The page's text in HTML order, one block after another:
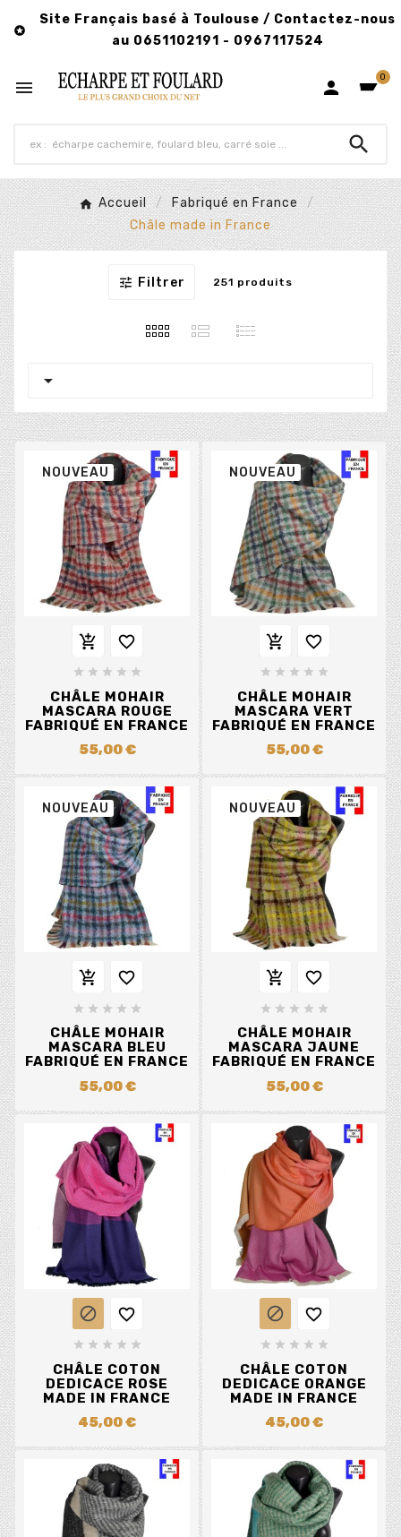

Site Français basé à Toulouse / Contactez-nous
au 0651102191 - 0967117524
  0

Accueil
Fabriqué en France
Châle made in France
 Filtrer 251 produits

NOUVEAU
 
    
CHÂLE MOHAIR
MASCARA ROUGE
FABRIQUÉ EN FRANCE
55,00 €
NOUVEAU
 
    
CHÂLE MOHAIR
MASCARA VERT
FABRIQUÉ EN FRANCE
55,00 €
NOUVEAU
 
    
CHÂLE MOHAIR
MASCARA BLEU
FABRIQUÉ EN FRANCE
55,00 €
NOUVEAU
 
    
CHÂLE MOHAIR
MASCARA JAUNE
FABRIQUÉ EN FRANCE
55,00 €
 
    
CHÂLE COTON
DEDICACE ROSE
MADE IN FRANCE
45,00 €
 
    
CHÂLE COTON
DEDICACE ORANGE
MADE IN FRANCE
45,00 €